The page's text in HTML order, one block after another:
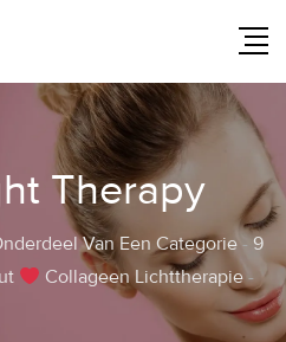
Therapy
Van Een Categorie -9
Collageen Lichttherapie-